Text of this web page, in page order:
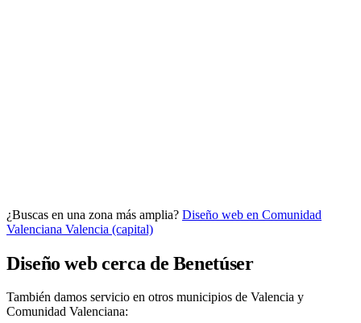
Quiero mi panel
¿Buscas en una zona más amplia? Diseño web en Comunidad
Valenciana Valencia (capital)
Diseño web cerca de Benetúser
También damos servicio en otros municipios de Valencia y
Comunidad Valenciana: